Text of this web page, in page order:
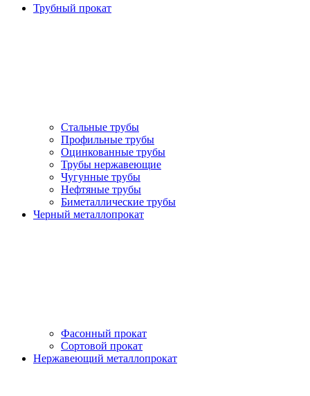
Трубный прокат
Стальные трубы
Профильные трубы
Оцинкованные трубы
Трубы нержавеющие
Чугунные трубы
Нефтяные трубы
Биметаллические трубы
Черный металлопрокат
Фасонный прокат
Сортовой прокат
Нержавеющий металлопрокат